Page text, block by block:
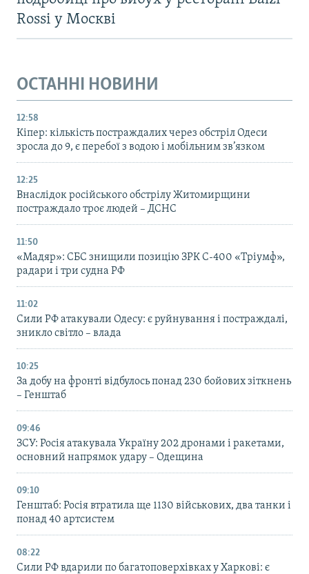
Rossi у Москві
ОСТАННІ НОВИНИ
12:58
Кіпер: кількість постраждалих через обстріл Одеси
зросла до 9, є перебої з водою і мобільним зв’язком
12:25
Внаслідок російського обстрілу Житомирщини
постраждало троє людей – ДСНС
11:50
«Мадяр»: СБС знищили позицію ЗРК С-400 «Тріумф»,
радари і три судна РФ
11:02
Сили РФ атакували Одесу: є руйнування і постраждалі,
зникло світло – влада
10:25
За добу на фронті відбулось понад 230 бойових зіткнень
– Генштаб
09:46
ЗСУ: Росія атакувала Україну 202 дронами і ракетами,
основний напрямок удару – Одещина
09:10
Генштаб: Росія втратила ще 1130 військових, два танки і
понад 40 артсистем
08:22
Сили РФ вдарили по багатоповерхівках у Харкові: є